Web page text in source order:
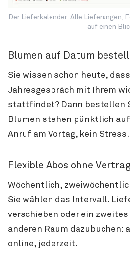
Der Lieferkalender: Alle Lieferungen,
auf einen
Blumen auf Datum
Sie wissen schon heute,
Jahresgespräch mit Ihrem
stattfindet? Dann bestellen
Blumen stehen pünktlich auf
Anruf am Vortag, kein Stress.
Flexible Abos ohne
Wöchentlich,
Sie wählen das Intervall.
verschieben oder ein zweites
anderen Raum dazubuchen:
online, jederzeit.